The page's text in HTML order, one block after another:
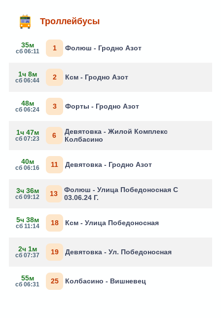
Троллейбусы
35м
сб 06:11 1 Фолюш - Гродно Азот
1ч 8м
сб 06:44 2 Ксм - Гродно Азот
48м
сб 06:24 3 Форты - Гродно Азот
1ч 47м
сб 07:23 6
Девятовка - Жилой Комплекс
Колбасино
40м
сб 06:16 11 Девятовка - Гродно Азот
3ч 36м
сб 09:12 13
Фолюш - Улица Победоносная С
03.06.24 Г.
5ч 38м
сб 11:14 18 Ксм - Улица Победоносная
2ч 1м
сб 07:37 19 Девятовка - Ул. Победоносная
55м
сб 06:31 25 Колбасино - Вишневец